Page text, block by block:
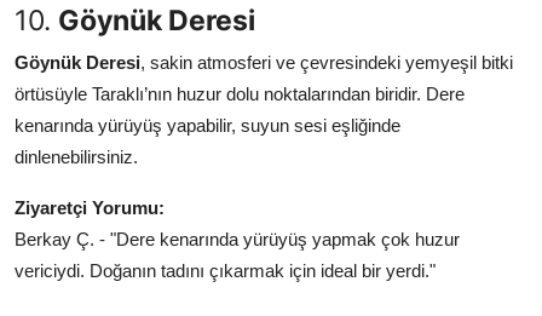
10. Göynük Deresi
Göynük Deresi, sakin atmosferi ve çevresindeki yemyeşil bitki
örtüsüyle Taraklı’nın huzur dolu noktalarından biridir. Dere
kenarında yürüyüş yapabilir, suyun sesi eşliğinde
dinlenebilirsiniz.
Ziyaretçi Yorumu:
Berkay Ç. - "Dere kenarında yürüyüş yapmak çok huzur
vericiydi. Doğanın tadını çıkarmak için ideal bir yerdi."